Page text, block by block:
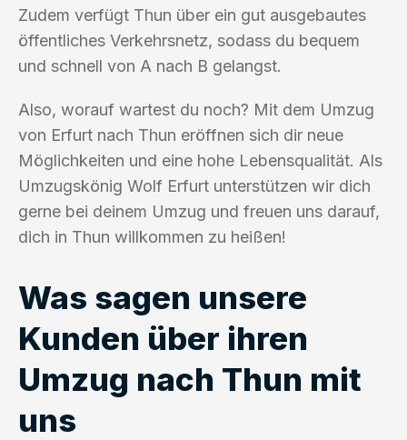
Zudem verfügt Thun über ein gut ausgebautes
öffentliches Verkehrsnetz, sodass du bequem
und schnell von A nach B gelangst.
Also, worauf wartest du noch? Mit dem Umzug
von Erfurt nach Thun eröffnen sich dir neue
Möglichkeiten und eine hohe Lebensqualität. Als
Umzugskönig Wolf Erfurt unterstützen wir dich
gerne bei deinem Umzug und freuen uns darauf,
dich in Thun willkommen zu heißen!
Was sagen unsere
Kunden über ihren
Umzug nach Thun mit
uns